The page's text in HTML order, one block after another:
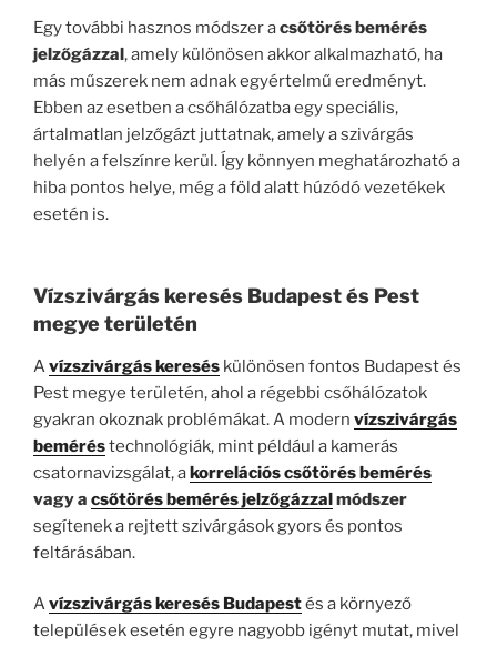
Egy további hasznos módszer acsőtörés bemérés
jelzőgázzal, amely különösen akkor alkalmazható, ha
más műszerek nem adnak egyértelmű eredményt.
Ebben az esetben a csőhálózatba egy speciális,
ártalmatlan jelzőgázt juttatnak, amely a szivárgás
helyén a felszínre kerül. Így könnyen meghatározható a
hiba pontos helye, még a föld alatt húzódó vezetékek
esetén is.
Vízszivárgás keresés Budapest és Pest
megye területén
Avízszivárgás keresés különösen fontos Budapest és
Pest megye területén, ahol a régebbi csőhálózatok
gyakran okoznak problémákat. A modern vízszivárgás
beméréstechnológiák, mint például a kamerás
csatornavizsgálat, akorrelációs csőtörés bemérés
vagy a csőtörés bemérés jelzőgázzalmódszer
segítenek a rejtett szivárgások gyors és pontos
feltárásában.
Avízszivárgás keresés Budapestés a környező
települések esetén egyre nagyobb igényt mutat, mivel